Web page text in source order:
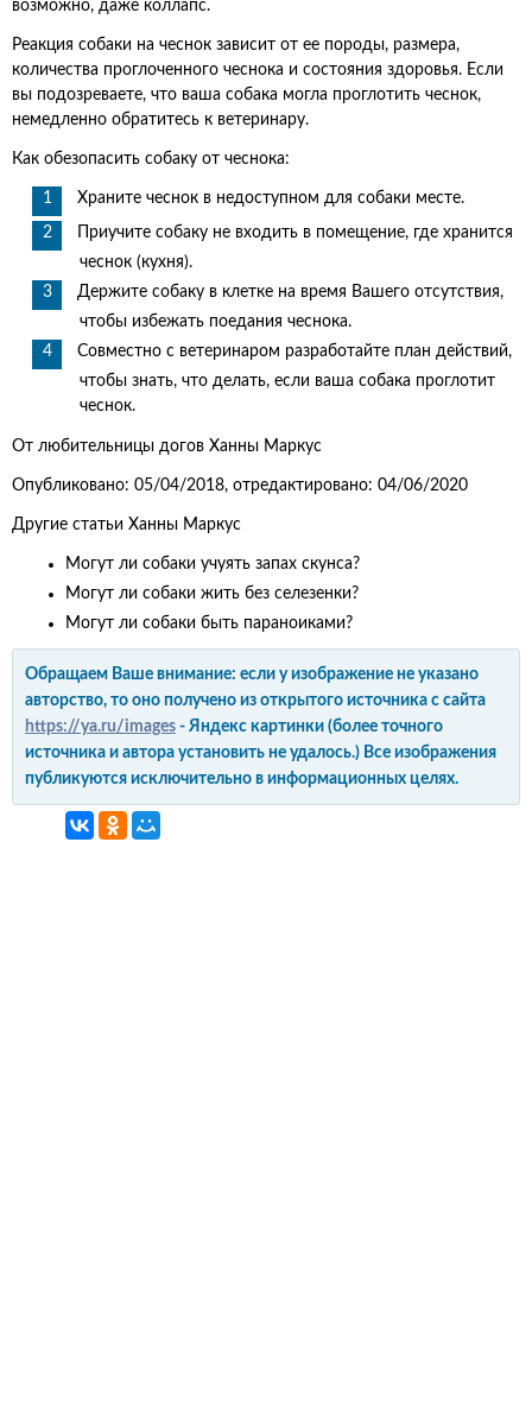
возможно, даже коллапс.
Реакция собаки на чеснок зависит от ее породы, размера,
количества проглоченного чеснока и состояния здоровья. Если
вы подозреваете, что ваша собака могла проглотить чеснок,
немедленно обратитесь к ветеринару.
Как обезопасить собаку от чеснока:
Храните чеснок в недоступном для собаки месте.
Приучите собаку не входить в помещение, где хранится
чеснок (кухня).
Держите собаку в клетке на время Вашего отсутствия,
чтобы избежать поедания чеснока.
Совместно с ветеринаром разработайте план действий,
чтобы знать, что делать, если ваша собака проглотит
чеснок.
От любительницы догов Ханны Маркус
Опубликовано: 05/04/2018, отредактировано: 04/06/2020
Другие статьи Ханны Маркус
Могут ли собаки учуять запах скунса?
Могут ли собаки жить без селезенки?
Могут ли собаки быть параноиками?
Обращаем Ваше внимание: если у изображение не указано
авторство, то оно получено из открытого источника с сайта
https://ya.ru/images - Яндекс картинки (более точного
источника и автора установить не удалось.) Все изображения
публикуются исключительно в информационных целях.